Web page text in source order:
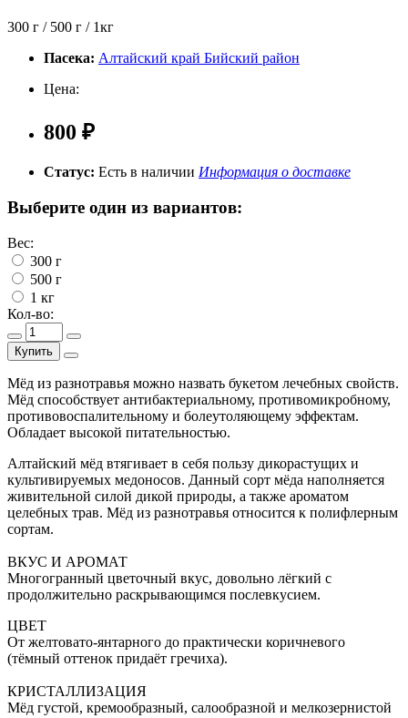
300 г / 500 г / 1кг
Пасека: Алтайский край Бийский район
Цена:
800 ₽
Статус: Есть в наличии Информация о доставке
Выберите один из вариантов:
Вес:
300 г
500 г
1 кг
Кол-во:
Купить
Мёд из разнотравья можно назвать букетом лечебных свойств.
Мёд способствует антибактериальному, противомикробному,
противовоспалительному и болеутоляющему эффектам.
Обладает высокой питательностью.
Алтайский мёд втягивает в себя пользу дикорастущих и
культивируемых медоносов. Данный сорт мёда наполняется
живительной силой дикой природы, а также ароматом
целебных трав. Мёд из разнотравья относится к полифлерным
сортам.
ВКУС И АРОМАТ
Многогранный цветочный вкус, довольно лёгкий с
продолжительно раскрывающимся послевкусием.
ЦВЕТ
От желтовато-янтарного до практически коричневого
(тёмный оттенок придаёт гречиха).
КРИСТАЛЛИЗАЦИЯ
Мёд густой, кремообразный, салообразной и мелкозернистой